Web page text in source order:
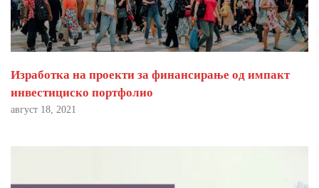
Изработка на проекти за финансирање од импакт
инвестициско портфолио
август 18, 2021